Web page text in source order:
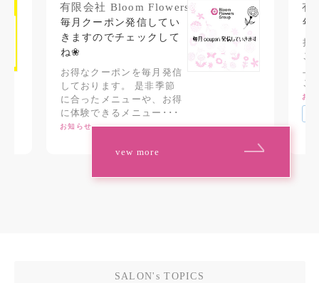
有限会社 Bloom Flowers.
毎月クーポン発信してい
きますのでチェックして
ね❀
お得なクーポンを毎月発信
しております。 是非季節
に合ったメニューや、お得
に体験できるメニュー･･･
お知らせ
有
年
拝
ご
ご
お
vew more
SALON's TOPICS